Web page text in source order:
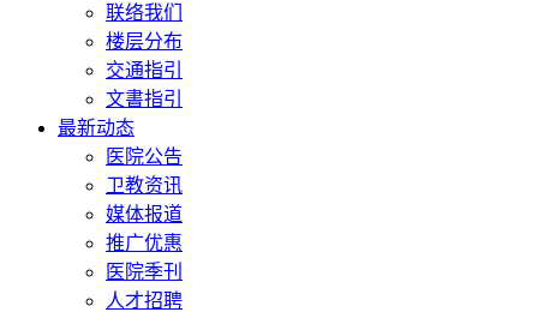
联络我们
楼层分布
交通指引
文書指引
最新动态
医院公告
卫教资讯
媒体报道
推广优惠
医院季刊
人才招聘